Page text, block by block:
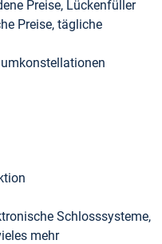
Preise, Lückenfüller
Preise, tägliche
Schlosssysteme,
mehr